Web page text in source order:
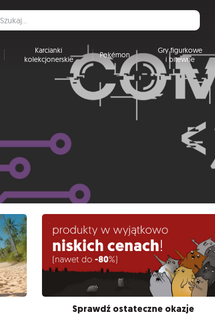
Karcianki
kolekcjonerskie
Pokémon
Gry figurkowe
i bitewne
Sprawdź ostateczne okazje